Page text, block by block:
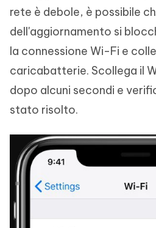
rete è debole, è possibile
dell'aggiornamento si
la connessione Wi-Fi e
caricabatterie. Scollega il
dopo alcuni secondi e
stato risolto.